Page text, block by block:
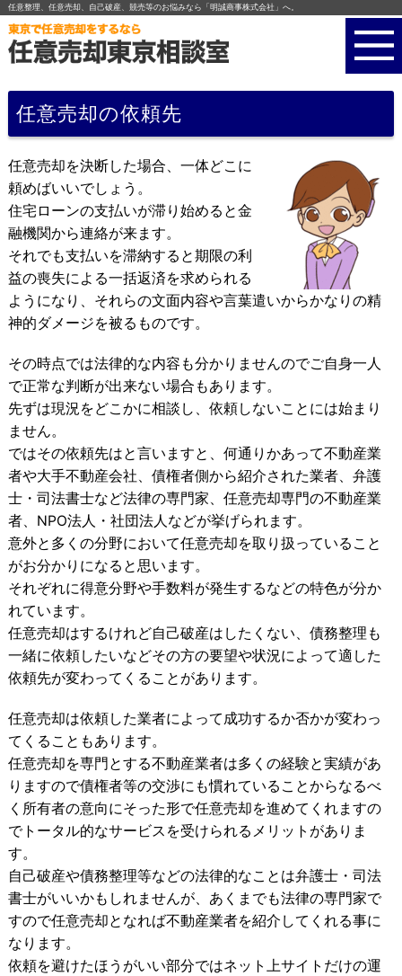
任意整理、任意売却、自己破産、競売等のお悩みなら「明誠商事株式会社」へ。
任意売却の依頼先
任意売却を決断した場合、一体どこに
頼めばいいでしょう。
住宅ローンの支払いが滞り始めると金
融機関から連絡が来ます。
それでも支払いを滞納すると期限の利
益の喪失による一括返済を求められる
ようになり、それらの文面内容や言葉遣いからかなりの精
神的ダメージを被るものです。
その時点では法律的な内容も分かりませんのでご自身一人
で正常な判断が出来ない場合もあります。
先ずは現況をどこかに相談し、依頼しないことには始まり
ません。
ではその依頼先はと言いますと、何通りかあって不動産業
者や大手不動産会社、債権者側から紹介された業者、弁護
士・司法書士など法律の専門家、任意売却専門の不動産業
者、NPO法人・社団法人などが挙げられます。
意外と多くの分野において任意売却を取り扱っていること
がお分かりになると思います。
それぞれに得意分野や手数料が発生するなどの特色が分か
れています。
任意売却はするけれど自己破産はしたくない、債務整理も
一緒に依頼したいなどその方の要望や状況によって適した
依頼先が変わってくることがあります。
任意売却は依頼した業者によって成功するか否かが変わっ
てくることもあります。
任意売却を専門とする不動産業者は多くの経験と実績があ
りますので債権者等の交渉にも慣れていることからなるべ
く所有者の意向にそった形で任意売却を進めてくれますの
でトータル的なサービスを受けられるメリットがありま
す。
自己破産や債務整理等などの法律的なことは弁護士・司法
書士がいいかもしれませんが、あくまでも法律の専門家で
すので任意売却となれば不動産業者を紹介してくれる事に
なります。
依頼を避けたほうがいい部分ではネット上サイトだけの運